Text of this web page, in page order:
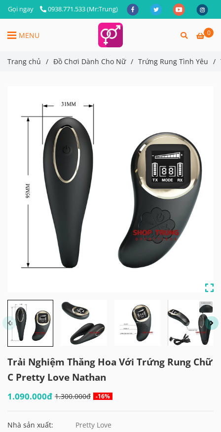
Gọi ngay 0938.771.533 (Mr:Trung)
0
MENU
Trang chủ / Đồ Chơi Dành Cho Nữ / Trứng Rung Tình Yêu /
Trải Nghiệm Thăng Hoa Với Trứng Rung Chữ
C Pretty Love Nathan
1.090.000đ 1.300.000đ -16%
Nhà sản xuất:
Pretty Love